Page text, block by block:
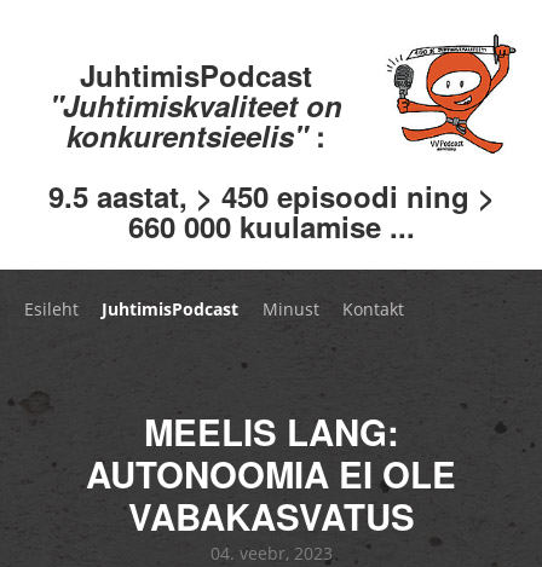
JuhtimisPodcast
"Juhtimiskvaliteet on
konkurentsieelis" :
9.5 aastat, > 450 episoodi ning >
660 000 kuulamise ...
Esileht JuhtimisPodcast Minust Kontakt
MEELIS LANG:
AUTONOOMIA EI OLE
VABAKASVATUS
04. veebr, 2023